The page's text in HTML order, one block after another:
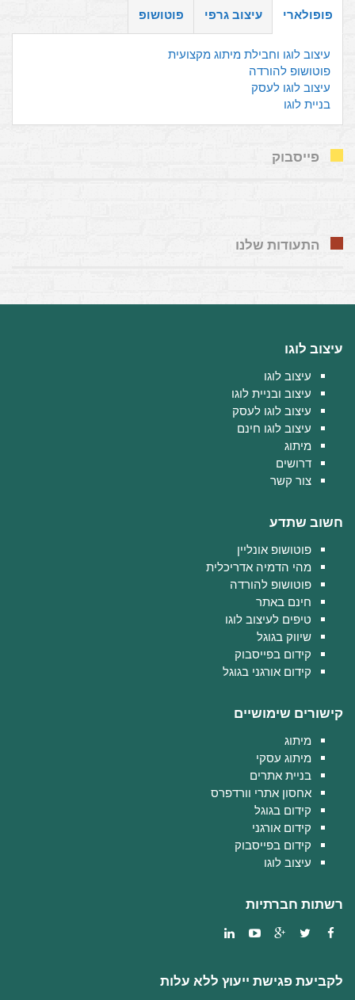
פופולארי עיצוב גרפי פוטושופ
עיצוב לוגו וחבילת מיתוג מקצועית
פוטושופ להורדה
עיצוב לוגו לעסק
בניית לוגו
פייסבוק
התעודות שלנו
עיצוב לוגו
עיצוב לוגו
עיצוב ובניית לוגו
עיצוב לוגו לעסק
עיצוב לוגו חינם
מיתוג
דרושים
צור קשר
חשוב שתדע
פוטושופ אונליין
מהי הדמיה אדריכלית
פוטושופ להורדה
חינם באתר
טיפים לעיצוב לוגו
שיווק בגוגל
קידום בפייסבוק
קידום אורגני בגוגל
קישורים שימושיים
מיתוג
מיתוג עסקי
בניית אתרים
אחסון אתרי וורדפרס
קידום בגוגל
קידום אורגני
קידום בפייסבוק
עיצוב לוגו
רשתות חברתיות
לקביעת פגישת ייעוץ ללא עלות